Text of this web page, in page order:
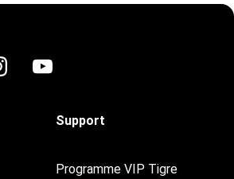
Support
Programme VIP Tigre